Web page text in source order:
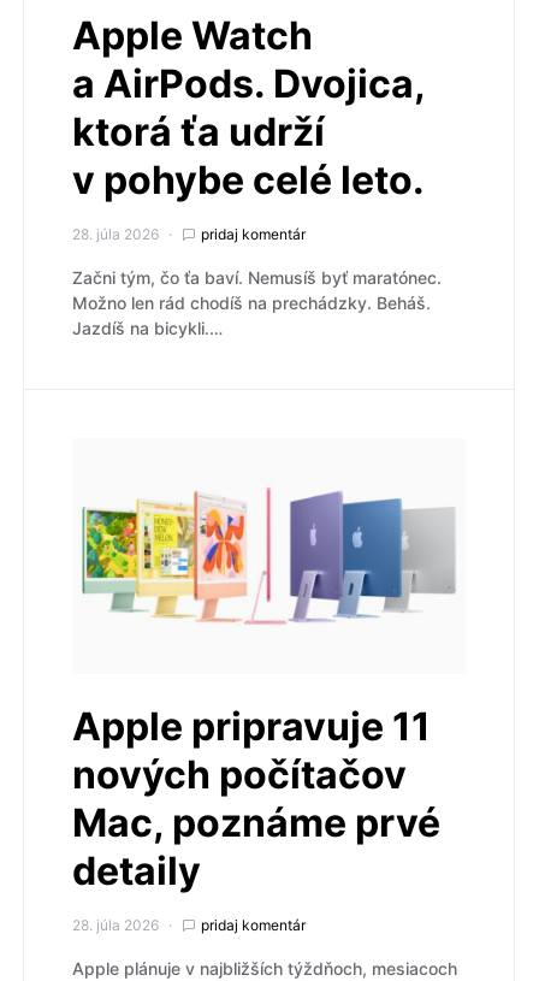
Apple Watch
a AirPods. Dvojica,
ktorá ťa udrží
v pohybe celé leto.
28. júla 2026 pridaj komentár
Začni tým, čo ťa baví. Nemusíš byť maratónec.
Možno len rád chodíš na prechádzky. Beháš.
Jazdíš na bicykli.…
Apple pripravuje 11
nových počítačov
Mac, poznáme prvé
detaily
28. júla 2026 pridaj komentár
Apple plánuje v najbližších týždňoch, mesiacoch